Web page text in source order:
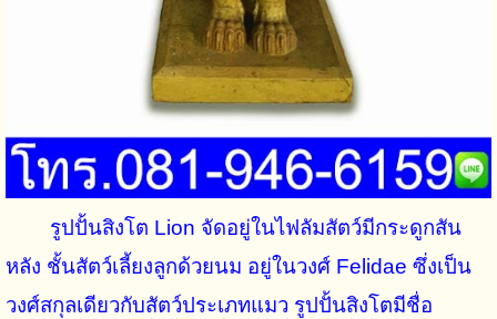
รูปปั้นสิงโต Lion จัดอยู่ในไฟลัมสัตว์มีกระดูกสัน
หลัง ชั้นสัตว์เลี้ยงลูกด้วยนม อยู่ในวงศ์ Felidae ซึ่งเป็น
วงศ์สกุลเดียวกับสัตว์ประเภทแมว รูปปั้นสิงโตมีชื่อ